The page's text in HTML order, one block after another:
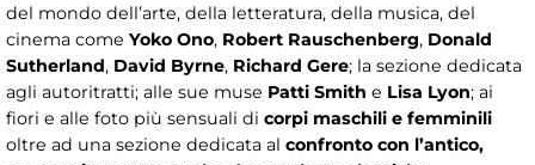
del mondo dell’arte, della letteratura, della musica, del
cinema come Yoko Ono, Robert Rauschenberg, Donald
Sutherland, David Byrne, Richard Gere; la sezione dedicata
agli autoritratti; alle sue muse Patti Smith e Lisa Lyon; ai
fiori e alle foto più sensuali di corpi maschili e femminili
oltre ad una sezione dedicata al confronto con l’antico,